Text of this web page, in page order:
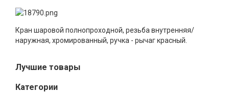
Кран шаровой полнопроходной, резьба внутренняя/
наружная, хромированный, ручка - рычаг красный.
Лучшие товары
Категории